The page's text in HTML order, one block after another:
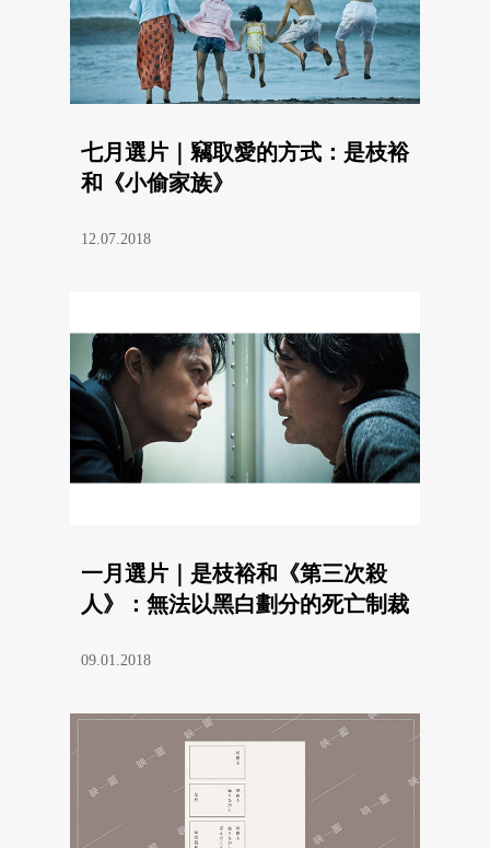
七月選片｜竊取愛的方式：是枝裕
和《小偷家族》
12.07.2018
一月選片｜是枝裕和《第三次殺
人》：無法以黑白劃分的死亡制裁
09.01.2018